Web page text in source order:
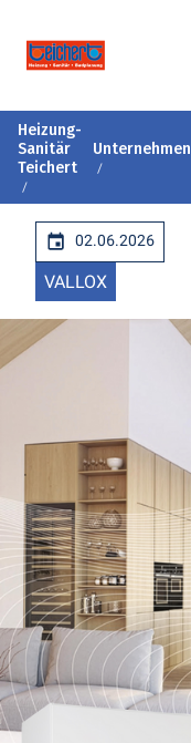
Heizung-
Sanitär
Teichert
Unternehmen
02.06.2026
VALLOX